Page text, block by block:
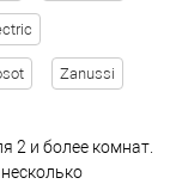
Zanussi
2 и более комнат.